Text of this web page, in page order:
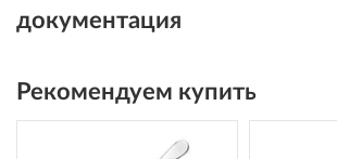
документация
Рекомендуем купить